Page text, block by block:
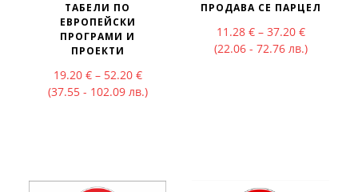
ТАБЕЛИ ПО
ЕВРОПЕЙСКИ
ПРОГРАМИ И
ПРОЕКТИ
19.20 € – 52.20 €Price range: 19.20 € through 52.20 €
(37.55 - 102.09 лв.)
ПРОДАВА СЕ ПАРЦЕЛ
11.28 € – 37.20 €Price
(22.06 - 72.76 лв.)